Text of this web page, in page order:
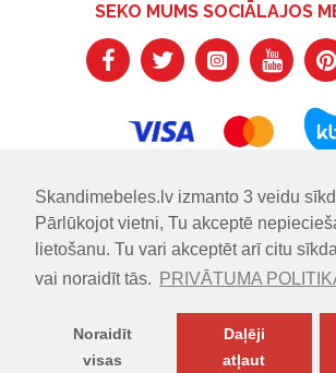
Skandimebeles.lv izmanto 3 veidu
Pārlūkojot vietni, Tu akceptē
lietošanu. Tu vari akceptēt arī citu
vai noraidīt tās.
PRIVĀTUMA
Noraidīt
visas
Daļēji
atļaut
SEKO MUMS SOCIĀLAJOS